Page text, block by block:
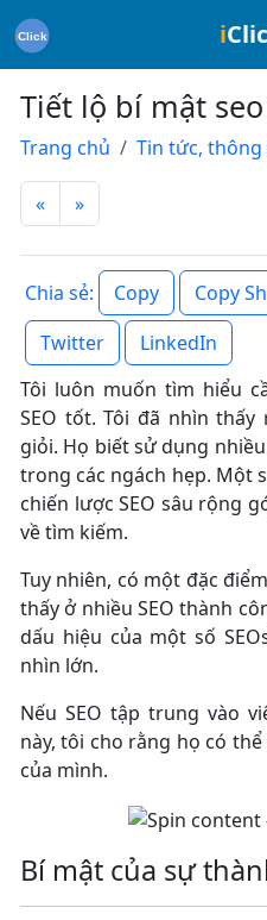
i
Tiết lộ bí mật
Trang chủ Tin tức, thông
« »
Chia sẻ: Copy Copy
Twitter
LinkedIn
Tôi luôn muốn tìm hiểu
SEO tốt. Tôi đã nhìn thấy
giỏi. Họ biết sử dụng
trong các ngách hẹp. Một
chiến lược SEO sâu rộng
về tìm kiếm.
Tuy nhiên, có một đặc
thấy ở nhiều SEO thành
dấu hiệu của một số
nhìn lớn.
Nếu SEO tập trung vào
này, tôi cho rằng họ có
của mình.
Bí mật của sự